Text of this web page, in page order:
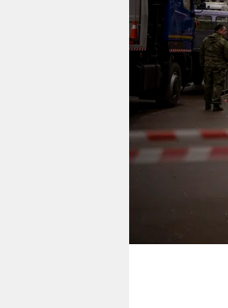
wahrheit
verlag
verlag
veranstaltungen
shop